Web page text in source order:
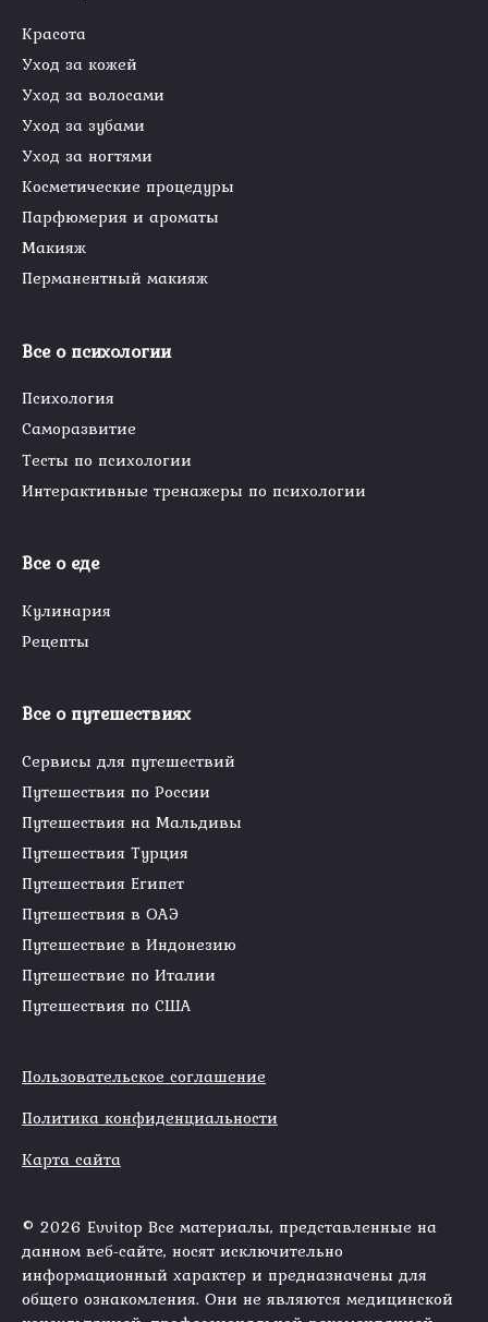
Красота
Уход за кожей
Уход за волосами
Уход за зубами
Уход за ногтями
Косметические процедуры
Парфюмерия и ароматы
Макияж
Перманентный макияж
Все о психологии
Психология
Саморазвитие
Тесты по психологии
Интерактивные тренажеры по психологии
Все о еде
Кулинария
Рецепты
Все о путешествиях
Сервисы для путешествий
Путешествия по России
Путешествия на Мальдивы
Путешествия Турция
Путешествия Египет
Путешествия в ОАЭ
Путешествие в Индонезию
Путешествие по Италии
Путешествия по США
Пользовательское соглашение
Политика конфиденциальности
Карта сайта
© 2026 Evvitop Все материалы, представленные на
данном веб-сайте, носят исключительно
информационный характер и предназначены для
общего ознакомления. Они не являются медицинской